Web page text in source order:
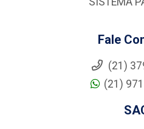
Fale
(21)
(21)